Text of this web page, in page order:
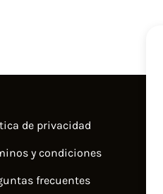
de privacidad
y condiciones
frecuentes